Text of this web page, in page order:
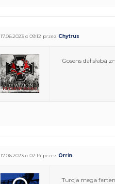
17.06.2023 o 09:12 przez Chytrus
Gosens dał
17.06.2023 o 02:14 przez Orrin
Turcja mega